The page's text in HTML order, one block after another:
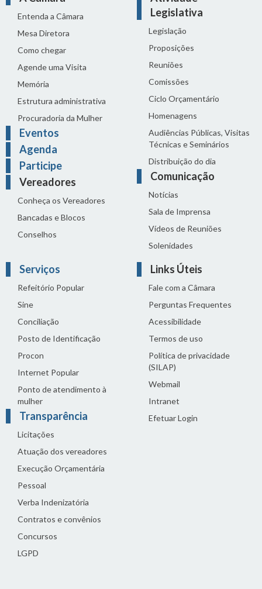
Entenda a Câmara
Mesa Diretora
Como chegar
Agende uma Visita
Memória
Estrutura administrativa
Procuradoria da Mulher
Eventos
Agenda
Participe
Vereadores
Conheça os Vereadores
Bancadas e Blocos
Conselhos
Legislativa
Legislação
Proposições
Reuniões
Comissões
Ciclo Orçamentário
Homenagens
Audiências Públicas, Visitas
Técnicas e Seminários
Distribuição do dia
Comunicação
Notícias
Sala de Imprensa
Vídeos de Reuniões
Solenidades
Serviços
Refeitório Popular
Sine
Conciliação
Posto de Identificação
Procon
Internet Popular
Ponto de atendimento à
mulher
Transparência
Licitações
Atuação dos vereadores
Execução Orçamentária
Pessoal
Verba Indenizatória
Contratos e convênios
Concursos
LGPD
Links Úteis
Fale com a Câmara
Perguntas Frequentes
Acessibilidade
Termos de uso
Política de privacidade
(SILAP)
Webmail
Intranet
Efetuar Login